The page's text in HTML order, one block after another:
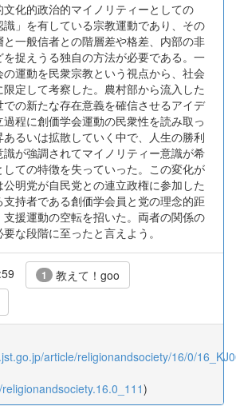
化的政治的マイノリティーとしての
識」を有している宗教運動であり、その
一般信者との階層差や格差、内部の非
捉えうる独自の方法が必要である。一
運動を民衆宗教という視点から、社会
定して考察した。農村部から流入した
の新たな存在意義を確信させるアイデ
程に創価学会運動の民衆性を読み取っ
るいは拡散していく中で、人生の勝利
が強調されてマイノリティー意識が希
ての特徴を失っていった。この変化が
明党が自民党との連立政権に参加した
持者である創価学会員と党の理念的距
援運動の空転を招いた。両者の関係の
な段階に至ったと言えよう。
1 教えて！goo
article/religionandsociety/16/0/
)